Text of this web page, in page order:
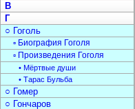
В
Г
○ Гоголь
▫ Биография Гоголя
▫ Произведения Гоголя
• Мёртвые души
• Тарас Бульба
○ Гомер
○ Гончаров